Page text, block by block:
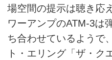
場空間の提示は聴き応
ワーアンプのATM-3は
ち合わせているようで
ト・エリング「ザ・ク